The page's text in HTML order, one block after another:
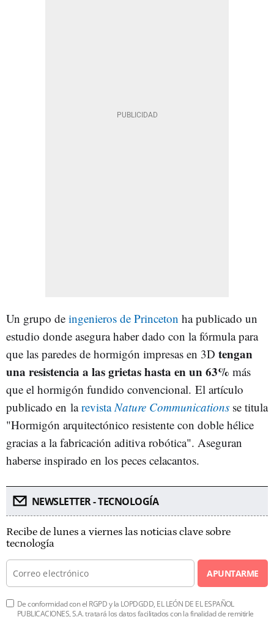
Un grupo de ingenieros de Princeton ha publicado un
estudio donde asegura haber dado con la fórmula para
que las paredes de hormigón impresas en 3D tengan
una resistencia a las grietas hasta en un 63% más
que el hormigón fundido convencional. El artículo
publicado en larevista Nature Communications se titula
"Hormigón arquitectónico resistente con doble hélice
gracias a la fabricación aditiva robótica". Aseguran
haberse inspirado en los peces celacantos.
NEWSLETTER - TECNOLOGÍA
Recibe de lunes a viernes las noticias clave sobre
tecnología
APUNTARME
De conformidad con el RGPD y la LOPDGDD, EL LEÓN DE EL ESPAÑOL
PUBLICACIONES, S.A. tratará los datos facilitados con la finalidad de remitirle